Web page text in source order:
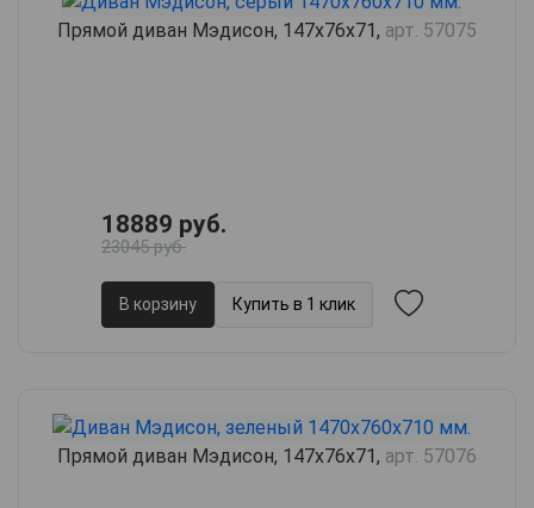
Прямой диван Мэдисон, 147х76х71, арт. 57075
18889 руб.
23045 руб.
В корзину Купить в 1 клик
Прямой диван Мэдисон, 147х76х71, арт. 57076